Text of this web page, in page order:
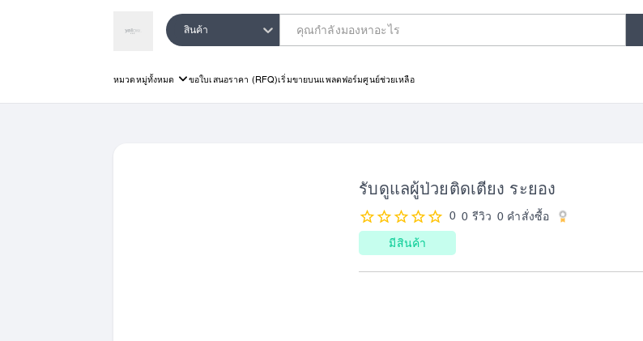
สินค้า
หมวดหมู่ทั้งหมด ขอใบเสนอราคา (RFQ)เริ่มขายบนแพลตฟอร์มศูนย์ช่วยเหลือ
รับดูแลผู้ป่วยติดเตียง ระยอง
0 0 รีวิว 0 คำสั่งซื้อ
มีสินค้า